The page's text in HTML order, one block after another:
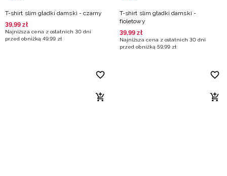
T-shirt slim gładki damski - czarny
39,99 zł
Najniższa cena z ostatnich 30 dni
przed obniżką 49,99 zł
T-shirt slim gładki damski -
fioletowy
39,99 zł
Najniższa cena z ostatnich 30 dni
przed obniżką 59,99 zł